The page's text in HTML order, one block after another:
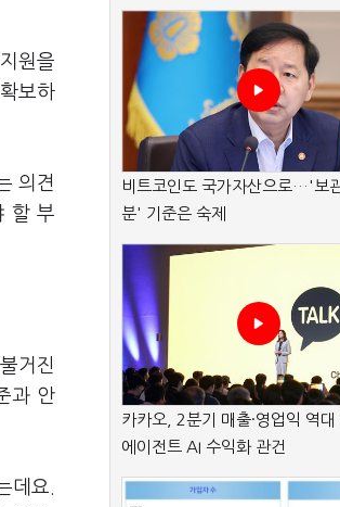
원을
보하
의견
할 부
거진
과 안
데요.
비트코인도 국가자산으로…'보관
분' 기준은 숙제
카카오, 2분기 매출·영업익 역
에이전트 AI 수익화 관건